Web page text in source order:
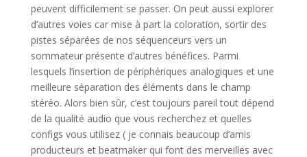
peuvent difficilement se passer. On peut aussi explorer
d’autres voies car mise à part la coloration, sortir des
pistes séparées de nos séquenceurs vers un
sommateur présente d’autres bénéfices. Parmi
lesquels l’insertion de périphériques analogiques et une
meilleure séparation des éléments dans le champ
stéréo. Alors bien sûr, c’est toujours pareil tout dépend
de la qualité audio que vous recherchez et quelles
configs vous utilisez ( je connais beaucoup d’amis
producteurs et beatmaker qui font des merveilles avec